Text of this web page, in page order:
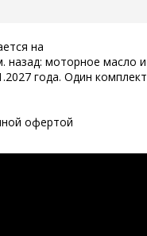
на
назад: моторное масло и
года. Один комплект
офертой